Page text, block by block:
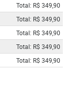
Total: R$ 349,90
Total: R$ 349,90
Total: R$ 349,90
Total: R$ 349,90
Total: R$ 349,90